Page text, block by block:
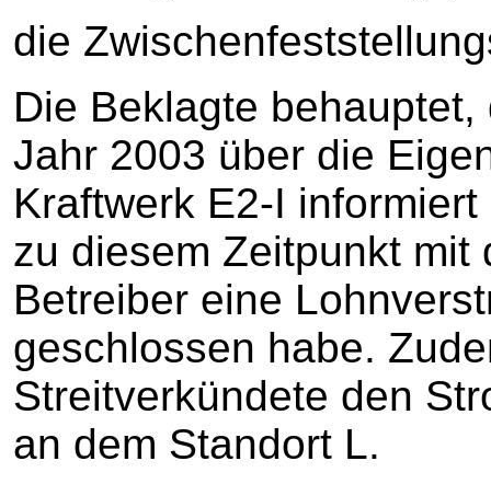
die
Die Beklagte
Jahr 2003 über die
Kraftwerk E2-I
zu diesem Zeitpunkt mit
Betreiber eine
geschlossen habe.
Streitverkündete den
an dem Standort L.